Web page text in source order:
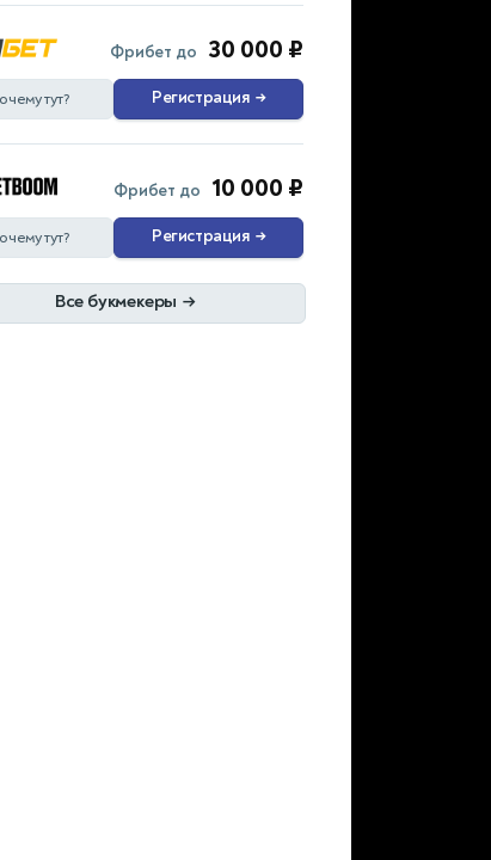
Фрибет до 30 000 ₽
тут? Регистрация →
Фрибет до 10 000 ₽
тут? Регистрация →
Все букмекеры →